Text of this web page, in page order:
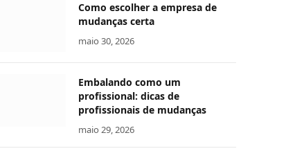
Como escolher a empresa de
mudanças certa
maio 30, 2026
Embalando como um
profissional: dicas de
profissionais de mudanças
maio 29, 2026